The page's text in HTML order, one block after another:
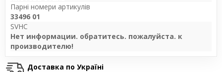
Парні номери артикулів
33496 01
SVHC
Нет информации. обратитесь. пожалуйста. к
производителю!
Доставка по Україні